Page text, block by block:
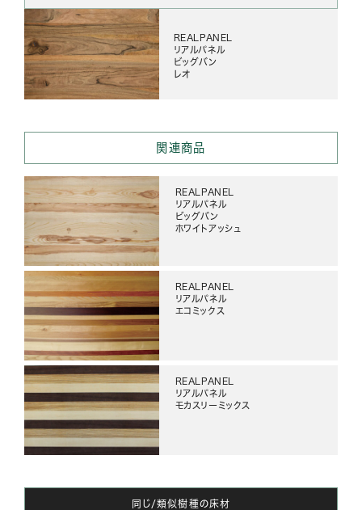
REALPANEL
リアルパネル
ビッグバン
レオ
関連商品
REALPANEL
リアルパネル
ビッグバン
ホワイトアッシュ
REALPANEL
リアルパネル
エコミックス
REALPANEL
リアルパネル
モカスリーミックス
同じ/類似樹種の床材